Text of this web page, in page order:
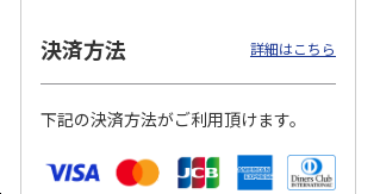
決済方法 詳細はこちら
下記の決済方法がご利用頂けます。